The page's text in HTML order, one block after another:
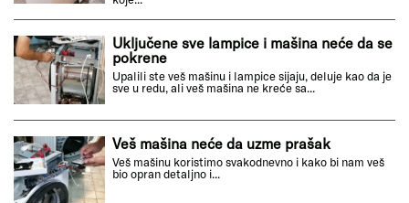
Uključene sve lampice i mašina neće da se
pokrene
Upalili ste veš mašinu i lampice sijaju, deluje kao da je
sve u redu, ali veš mašina ne kreće sa...
Veš mašina neće da uzme prašak
Veš mašinu koristimo svakodnevno i kako bi nam veš
bio opran detaljno i...